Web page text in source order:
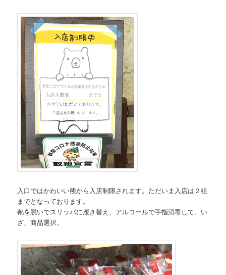
入口ではかわいい熊から入店制限されます。ただいま入店は２組
までとなっております。
靴を脱いでスリッパに履き替え、アルコールで手指消毒して、い
ざ、商品選択。